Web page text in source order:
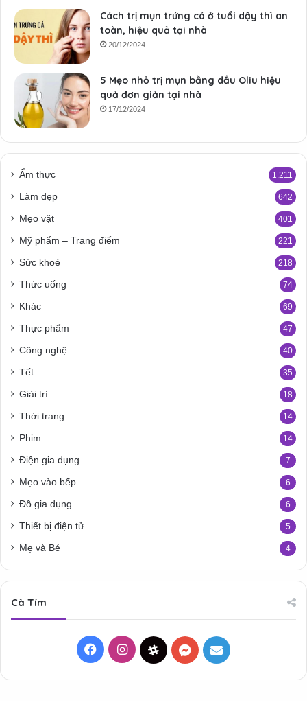
Cách trị mụn trứng cá ở tuổi dậy thì an
toàn, hiệu quả tại nhà
20/12/2024
5 Mẹo nhỏ trị mụn bằng dầu Oliu hiệu
quả đơn giản tại nhà
17/12/2024
Ẩm thực 1.211
Làm đẹp 642
Mẹo vặt 401
Mỹ phẩm – Trang điểm 221
Sức khoẻ 218
Thức uống 74
Khác 69
Thực phẩm 47
Công nghệ 40
Tết 35
Giải trí 18
Thời trang 14
Phim 14
Điện gia dụng 7
Mẹo vào bếp 6
Đồ gia dụng 6
Thiết bị điện tử 5
Mẹ và Bé 4
Cà Tím
FacebookInstagramThreadsMessenger
Mail